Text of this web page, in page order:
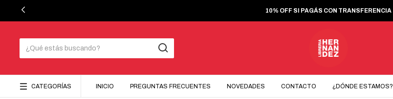
10% OFF SI PAGÁS CON TRANSFERENCIA
CATEGORÍAS INICIO PREGUNTAS FRECUENTES NOVEDADES CONTACTO ¿DÓNDE ESTAMOS?